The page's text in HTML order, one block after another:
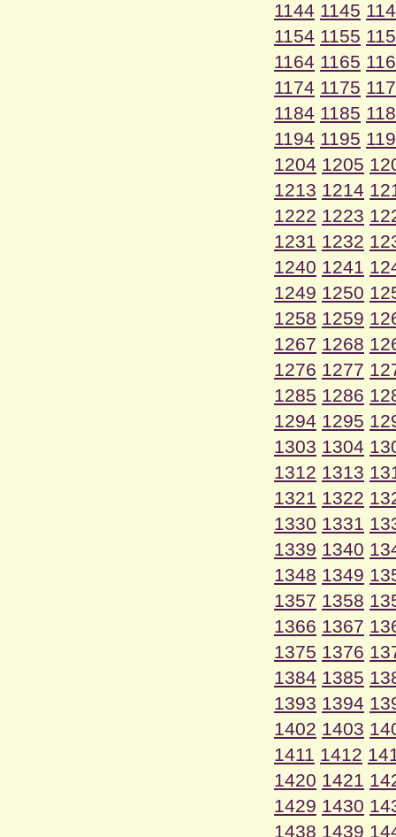
1144 1145
1154 1155
1164 1165
1174 1175
1184 1185
1194 1195
1204 1205
1213 1214
1222 1223
1231 1232
1240 1241
1249 1250
1258 1259
1267 1268
1276 1277
1285 1286
1294 1295
1303 1304
1312 1313
1321 1322
1330 1331
1339 1340
1348 1349
1357 1358
1366 1367
1375 1376
1384 1385
1393 1394
1402 1403
1411 1412
1420 1421
1429 1430
1438 1439